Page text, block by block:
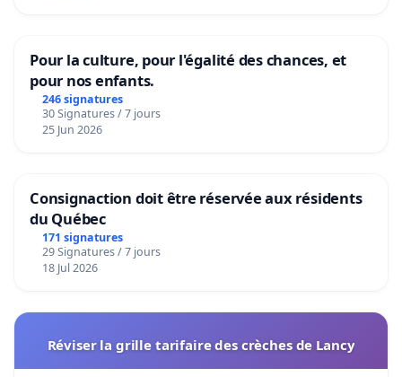
Pour la culture, pour l'égalité des chances, et
pour nos enfants.
246 signatures
30 Signatures / 7 jours
25 Jun 2026
Consignaction doit être réservée aux résidents
du Québec
171 signatures
29 Signatures / 7 jours
18 Jul 2026
Réviser la grille tarifaire des crèches de Lancy